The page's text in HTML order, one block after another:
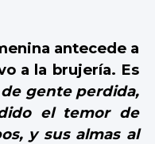
antecede a
a la brujería. Es
gente perdida,
el temor de
y sus almas al